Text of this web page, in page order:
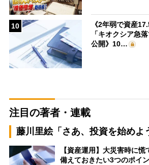
10
《2年弱で資産
「キオクシア急
公開》10…
注目の著者・連載
藤川里絵「さあ、投資を始めよ
【資産運用】大災害時に
備えておきたい3つのポイ